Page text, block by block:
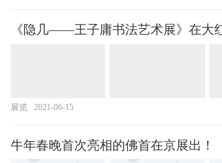
《隐几——王子庸书法艺术展》在大
展览 2021-06-15
牛年春晚首次亮相的佛首在京展出！